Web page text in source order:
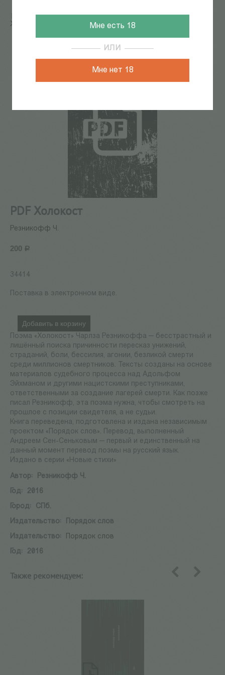
Мне есть 18
ИЛИ
Мне нет 18
Главная / КАТАЛОГ КНИГ / электронные книги / PDF
Холокост
79 из 87
PDF Холокост
Резникофф Ч.
200 Р
34414
Поставка в электронном виде.
Добавить в корзину
Поэма «Холокост» Чарлза Резникоффа — бесстрастный и
лишённый поиска причинности пересказ унижений,
страданий, боли, бессилия, агонии, безликой смерти
среди миллионов смертников. Тексты созданы на основе
материалов судебного процесса над Адольфом
Эйхманом и другими нацистскими преступниками,
ответственными за создание лагерей смерти. Как позже
писал Резникофф, эта поэма нужна, чтобы смотреть на
прошлое с позиции свидетеля, а не судьи.
Книга переведена, подготовлена и издана независимым
проектом «Порядок слов». Перевод, выполненный
Андреем Сен-Сеньковым — первый и единственный на
данный момент перевод поэмы на русский язык.
Издано в серии «Новые стихи»
Автор:
Резникофф Ч.
Год:
2016
Город:
СПб.
Издательство:
Порядок слов
Издательство:
Порядок слов
Год:
2016
Также рекомендуем: